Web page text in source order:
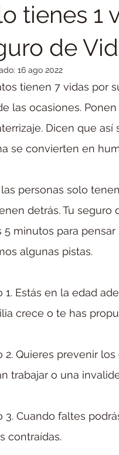
tienes 1
de
16 ago 2022
tienen 7 vidas por
las ocasiones.
Dicen que
se convierten en
personas solo
detrás. Tu seguro
5 minutos para pensar
algunas pistas.
1. Estás en la edad
crece o te has
2. Quieres prevenir
trabajar o una
3. Cuando faltes
contraídas.